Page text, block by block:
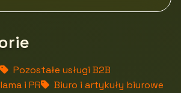
Pozostałe usługi B2B
i PR
Biuro i artykuły biurowe